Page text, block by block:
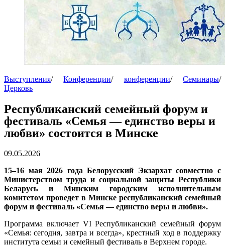
Выступления/Конференции/ конференции/Семинары/
Церковь
Республиканский семейный форум и
фестиваль «Семья — единство веры и
любви» состоится в Минске
09.05.2026
15–16 мая 2026 года Белорусский Экзархат совместно с
Министерством труда и социальной защиты Республики
Беларусь и Минским городским исполнительным
комитетом проведет в Минске республиканский семейный
форум и фестиваль «Семья — единство веры и любви».
Программа включает VI Республиканский семейный форум
«Семья: сегодня, завтра и всегда», крестный ход в поддержку
института семьи и семейный фестиваль в Верхнем городе.